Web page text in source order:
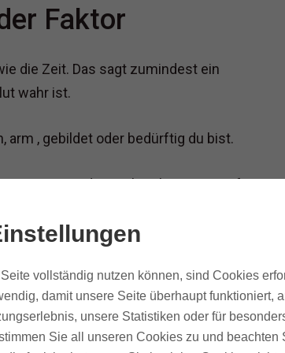
Faktor
die Zeit. Das sagt zumindest ein
wahr ist.
arm , gebildet oder bedürftig du bist.
und manchmal muss man für
oder sie für eine Zeit beiseite schieben.
wir sind in der schnelllebigen Welt gefragt,
wer von uns hat schon das Gefühl
haben?"
vollständig nutzen können, sind Cookies
damit unsere Seite überhaupt funktioniert,
unsere Statistiken oder für
Sie all unseren Cookies zu und beachten